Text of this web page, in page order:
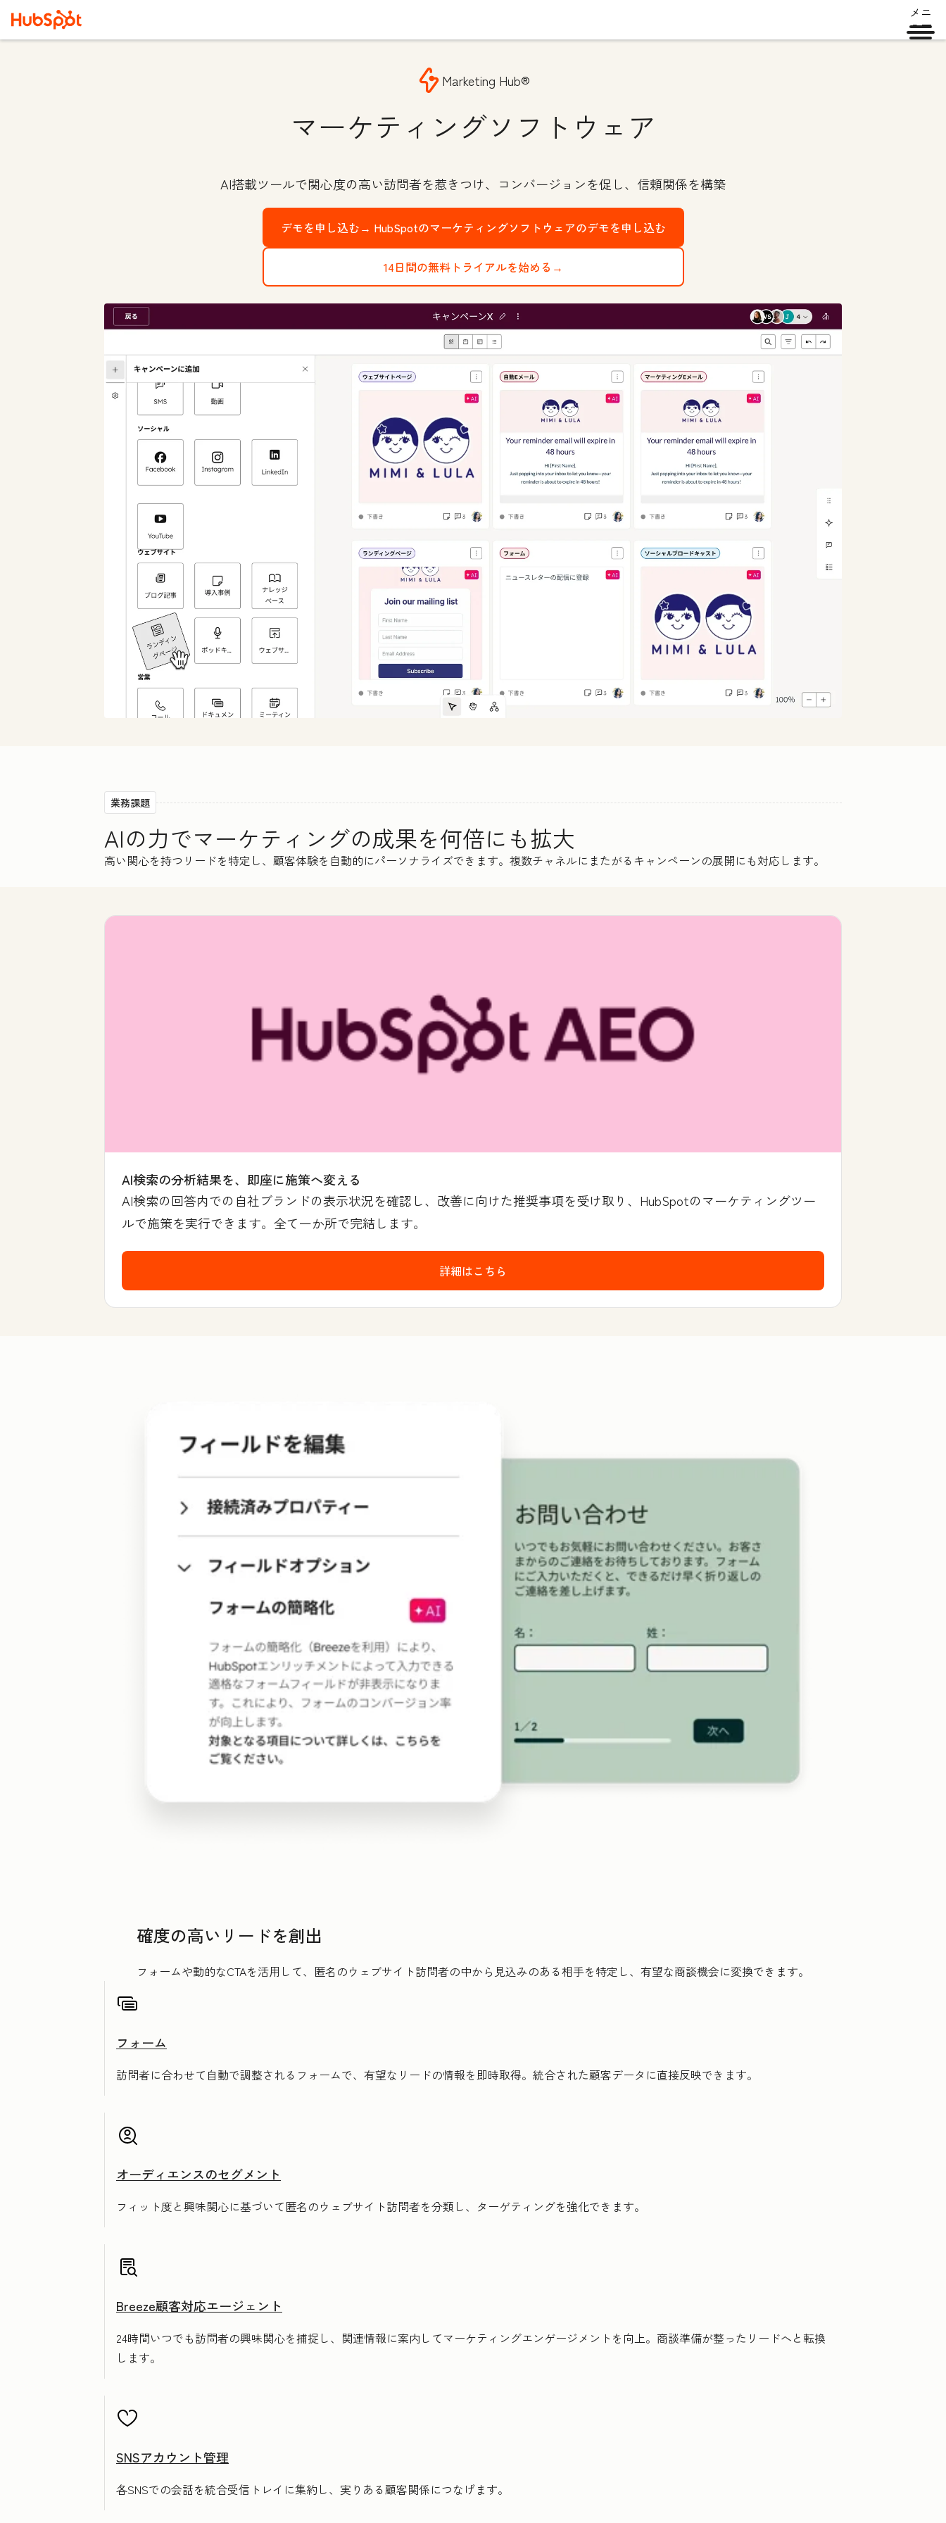
メニ
ュー
Marketing Hub®
マーケティングソフトウェア
AI搭載ツールで関心度の高い訪問者を惹きつけ、コンバージョンを促し、信頼関係を構築
デモを申し込む→ HubSpotのマーケティングソフトウェアのデモを申し込む
14日間の無料トライアルを始める→
業務課題
AIの力でマーケティングの成果を何倍にも拡大
高い関心を持つリードを特定し、顧客体験を自動的にパーソナライズできます。複数チャネルにまたがるキャンペーンの展開にも対応します。
AI検索の分析結果を、即座に施策へ変える
AI検索の回答内での自社ブランドの表示状況を確認し、改善に向けた推奨事項を受け取り、HubSpotのマーケティングツー
ルで施策を実行できます。全て一か所で完結します。
詳細はこちら
確度の高いリードを創出
フォームや動的なCTAを活用して、匿名のウェブサイト訪問者の中から見込みのある相手を特定し、有望な商談機会に変換できます。
フォーム
訪問者に合わせて自動で調整されるフォームで、有望なリードの情報を即時取得。統合された顧客データに直接反映できます。
オーディエンスのセグメント
フィット度と興味関心に基づいて匿名のウェブサイト訪問者を分類し、ターゲティングを強化できます。
Breeze顧客対応エージェント
24時間いつでも訪問者の興味関心を捕捉し、関連情報に案内してマーケティングエンゲージメントを向上。商談準備が整ったリードへと転換
します。
SNSアカウント管理
各SNSでの会話を統合受信トレイに集約し、実りある顧客関係につなげます。